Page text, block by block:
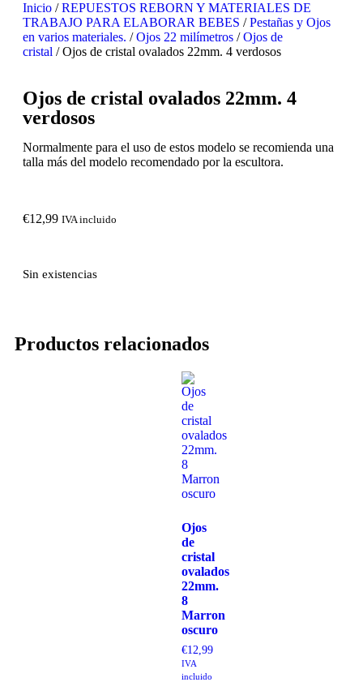
Inicio /REPUESTOS REBORN Y MATERIALES DE
TRABAJO PARA ELABORAR BEBES /Pestañas y Ojos
en varios materiales. /Ojos 22 milímetros /Ojos de
cristal / Ojos de cristal ovalados 22mm. 4 verdosos
Ojos de cristal ovalados 22mm. 4
verdosos
Normalmente para el uso de estos modelo se recomienda una
talla más del modelo recomendado por la escultora.
€12,99 IVA incluido
Sin existencias
Productos relacionados
Ojos
de
cristal
ovalados
22mm.
8
Marron
oscuro
€12,99
IVA
incluido